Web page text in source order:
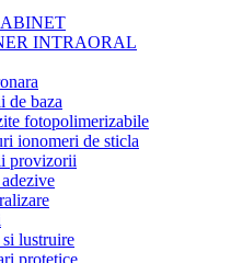
INTRAORAL
de baza
fotopolimerizabile
ionomeri de sticla
provizorii
lustruire
protetice